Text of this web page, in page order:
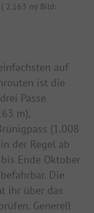
2.163 m) Bild:
auf
ist die
Pässe
m),
(1.008
der Regel ab
Ende Oktober
Die
ihr über das
Generell